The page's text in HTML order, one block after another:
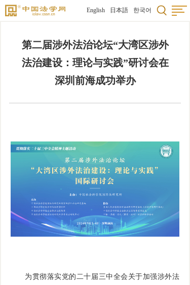
English 日本語 한국어
第二届涉外法治论坛“大湾区涉外
法治建设：理论与实践”研讨会在
深圳前海成功举办
为贯彻落实党的二十届三中全会关于加强涉外法